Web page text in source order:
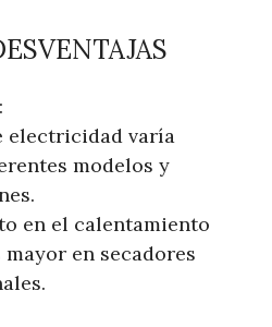
electricidad varía
modelos y
en el calentamiento
mayor en secadores